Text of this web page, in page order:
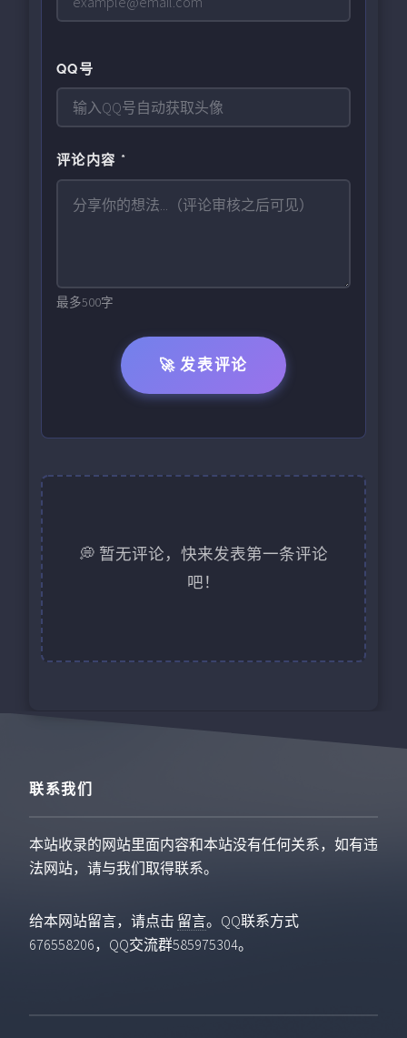
QQ号
评论内容 *
最多500字
🚀 发表评论
💭 暂无评论，快来发表第一条评论
吧！
联系我们
本站收录的网站里面内容和本站没有任何关系，如有违
法网站，请与我们取得联系。
给本网站留言，请点击 留言。QQ联系方式
676558206，QQ交流群585975304。